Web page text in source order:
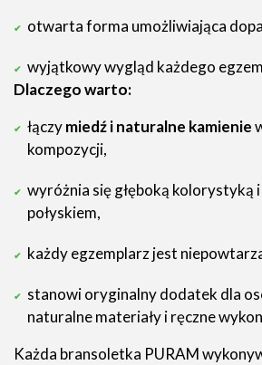
otwarta forma umożliwiająca
wyjątkowy wygląd każdego
Dlaczego warto:
łączymiedź i naturalne kamienie
kompozycji,
wyróżnia się głęboką kolorystyką
połyskiem,
każdy egzemplarz jest
stanowi oryginalny dodatek dla
naturalne materiały i ręczne
Każda bransoletka PURAM